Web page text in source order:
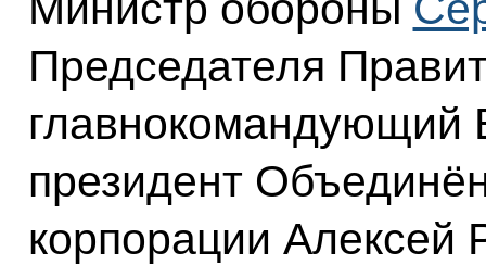
Председателя
президент
корпорации Алексей